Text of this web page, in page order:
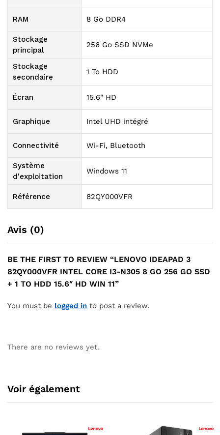
RAM 8 Go DDR4
Stockage
principal
256 Go SSD NVMe
Stockage
secondaire
1 To HDD
Écran 15.6" HD
Graphique Intel UHD intégré
Connectivité Wi-Fi, Bluetooth
Système
d'exploitation
Windows 11
Référence 82QY000VFR
Avis (0)
BE THE FIRST TO REVIEW “LENOVO IDEAPAD 3
82QY000VFR INTEL CORE I3-N305 8 GO 256 GO SSD
+ 1 TO HDD 15.6″ HD WIN 11”
You must be logged in to post a review.
There are no reviews yet.
Voir également